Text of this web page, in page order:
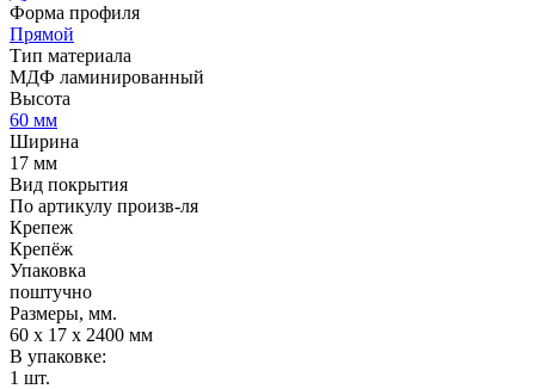
Форма профиля
Прямой
Тип материала
МДФ ламинированный
Высота
60 мм
Ширина
17 мм
Вид покрытия
По артикулу произв-ля
Крепеж
Крепёж
Упаковка
поштучно
Размеры, мм.
60 х 17 х 2400 мм
В упаковке:
1 шт.